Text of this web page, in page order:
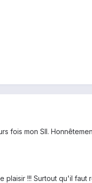
fois mon SII.
!!! Surtout qu'il faut